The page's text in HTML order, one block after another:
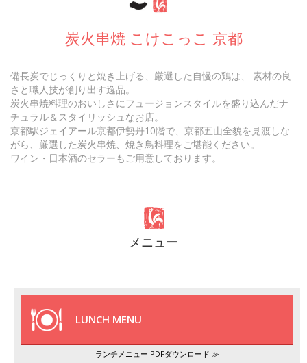
炭火串焼 こけこっこ 京都
備長炭でじっくりと焼き上げる、厳選した自慢の鶏は、 素材の良
さと職人技が創り出す逸品。
炭火串焼料理のおいしさにフュージョンスタイルを盛り込んだナ
チュラル＆スタイリッシュなお店。
京都駅ジェイアール京都伊勢丹10階で、京都五山全貌を見渡しな
がら、厳選した炭火串焼、焼き鳥料理をご堪能ください。
ワイン・日本酒のセラーもご用意しております。
メニュー
LUNCH MENU
ランチメニュー PDFダウンロード ≫